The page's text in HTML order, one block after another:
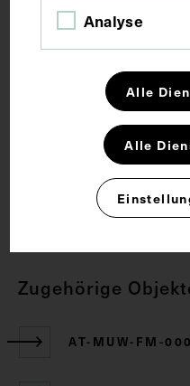
Anatomie
Netzhaut
CC BY-NC-SA 4.0
Zugehörige
AT-MUW-FM-
Analyse
Alle
Alle